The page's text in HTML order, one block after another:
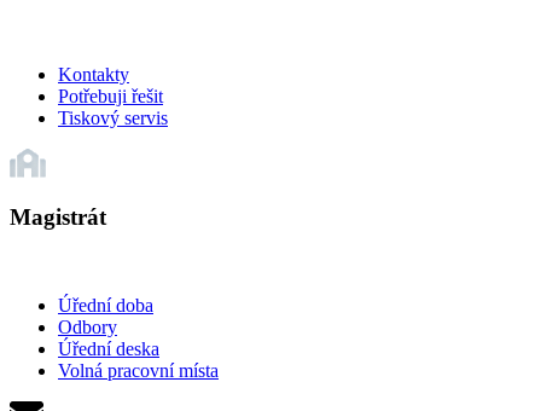
Kontakty
Potřebuji řešit
Tiskový servis
Magistrát
Úřední doba
Odbory
Úřední deska
Volná pracovní místa